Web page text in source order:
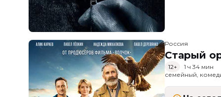
Россия
Старый
12+
1 ч 34 мин
семейный,